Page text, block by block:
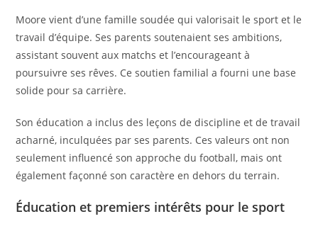
Moore vient d’une famille soudée qui valorisait le sport et le
travail d’équipe. Ses parents soutenaient ses ambitions,
assistant souvent aux matchs et l’encourageant à
poursuivre ses rêves. Ce soutien familial a fourni une base
solide pour sa carrière.
Son éducation a inclus des leçons de discipline et de travail
acharné, inculquées par ses parents. Ces valeurs ont non
seulement influencé son approche du football, mais ont
également façonné son caractère en dehors du terrain.
Éducation et premiers intérêts pour le sport